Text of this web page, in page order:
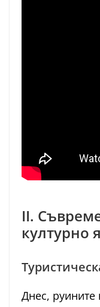
II.
културно
Днес, руините